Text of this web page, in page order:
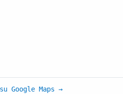
Google Maps →